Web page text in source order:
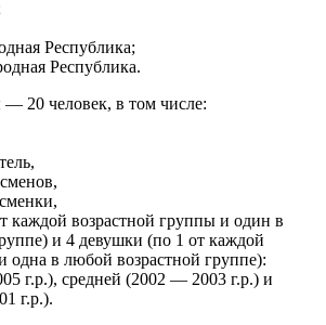
Республика;
Республика.
20 человек, в том числе:
возрастной группы и один в
и 4 девушки (по 1 от каждой
одна в любой возрастной группе):
г.р.), средней (2002 — 2003 г.р.) и
г.р.).